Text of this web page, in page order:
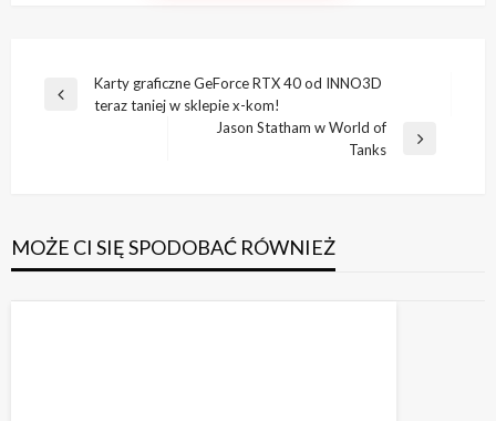
Nawigacja
wpisu
Poprzedni
Karty graficzne GeForce RTX 40 od INNO3D
teraz taniej w sklepie x-kom!
Jason Statham w World of
Tanks
MOŻE CI SIĘ SPODOBAĆ RÓWNIEŻ